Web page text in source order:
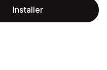
Installer